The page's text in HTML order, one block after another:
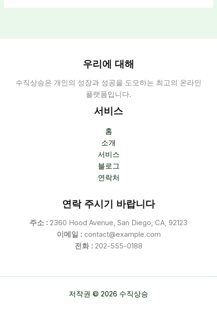
우리에 대해
수직상승은 개인의 성장과 성공을 도모하는 최고의 온라인
플랫폼입니다.
서비스
홈
소개
서비스
블로그
연락처
연락 주시기 바랍니다
주소 : 2360 Hood Avenue, San Diego, CA, 92123
이메일 : contact@example.com
전화 : 202-555-0188
저작권 © 2026 수직상승